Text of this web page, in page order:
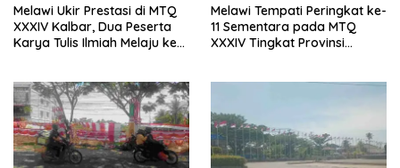
Melawi Ukir Prestasi di MTQ
XXXIV Kalbar, Dua Peserta
Karya Tulis Ilmiah Melaju ke
Melawi Tempati Peringkat ke-
11 Sementara pada MTQ
XXXIV Tingkat Provinsi